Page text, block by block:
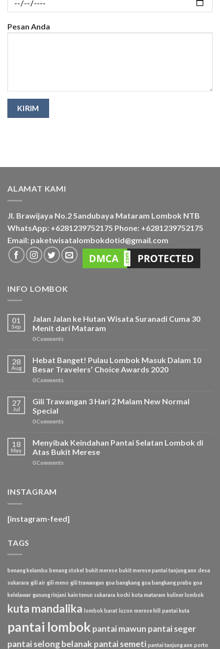
Pesan Anda
ALAMAT KAMI
Jl. Brawijaya No.2 Sandubaya Mataram Lombok NTB
WhatsApp: +6281239752175 Phone: +6281239752175
Email: paketwisatalombokdotid@gmail.com
INFO LOMBOK
01
Sep
Jalan Jalan ke Hutan Wisata Suranadi Cuma 30
Menit dari Mataram
0 Comments
28
Aug
Hebat Banget! Pulau Lombok Masuk Dalam 10
Besar Travelers’ Choice Awards 2020
0 Comments
27
Jul
Gili Trawangan 3 Hari 2 Malam New Normal
Special
0 Comments
18
May
Menyibak Keindahan Pantai Selatan Lombok di
Atas Bukit Merese
0 Comments
INSTAGRAM
[instagram-feed]
TAGS
benang kelambu benang stokel bukit merese bukit merese pantai tanjung ann desa
sukarara gili air gili meno gili trawangan goa bangkang goa bangkang prabu goa
kelelawar gunung rinjani kain tenun sukarara kochi kota mataram kuliner lombok
kuta mandalika lombok barat luzon merese hill pantai kuta
pantai lombok pantai mawun pantai seger
pantai selong belanak pantai semeti pantai tanjung ann porto